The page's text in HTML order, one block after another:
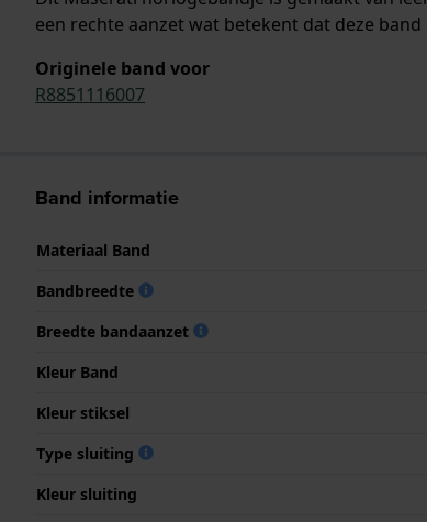
een rechte aanzet wat betekent dat deze
Originele band voor
R8851116007
Band informatie
Materiaal Band
Bandbreedte
Breedte bandaanzet
Kleur Band
Kleur stiksel
Type sluiting
Kleur sluiting